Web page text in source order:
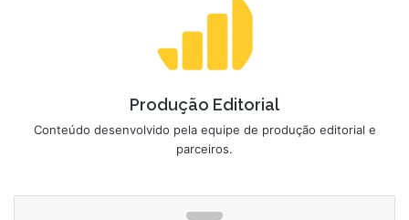
Produção Editorial
Conteúdo desenvolvido pela equipe de produção editorial e
parceiros.